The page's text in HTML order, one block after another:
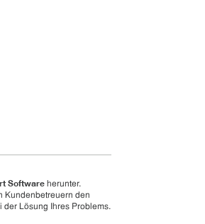
Softwareherunter.
Kundenbetreuern den
der Lösung Ihres Problems.